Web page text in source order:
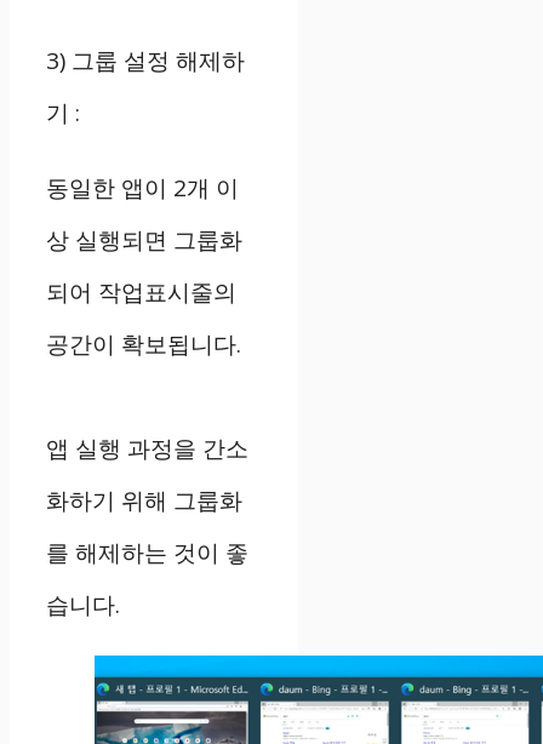
3) 그룹 설정 해제하
기 :
동일한 앱이 2개 이
상 실행되면 그룹화
되어 작업표시줄의
공간이 확보됩니다.
앱 실행 과정을 간소
화하기 위해 그룹화
를 해제하는 것이 좋
습니다.